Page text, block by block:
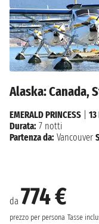
Alaska: Canada,
da 774 €
prezzo per persona Tasse
EMERALD PRINCESS
13
Durata: 7 notti
Partenza da: Vancouver